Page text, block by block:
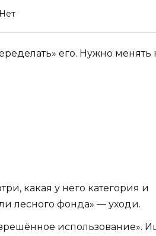
Нет
его. Нужно менять
какая у него категория и
лесного фонда» — уходи.
использование».